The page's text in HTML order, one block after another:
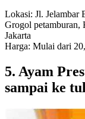
Lokasi: Jl. Jelambar
Grogol petamburan,
Jakarta
Harga: Mulai dari
5. Ayam
sampai ke